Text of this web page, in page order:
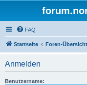
FAQ
Startseite Foren-Übersicht
Anmelden
Benutzername: